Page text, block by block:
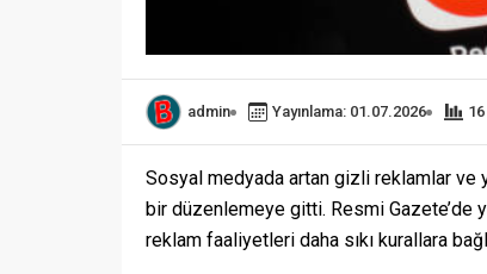
admin Yayınlama: 01.07.2026 16
Sosyal medyada artan gizli reklamlar ve
bir düzenlemeye gitti. Resmi
reklam faaliyetleri daha sıkı kurallara